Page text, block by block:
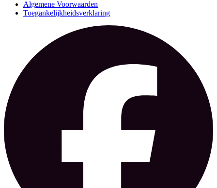
Algemene Voorwaarden
Toegankelijkheidsverklaring